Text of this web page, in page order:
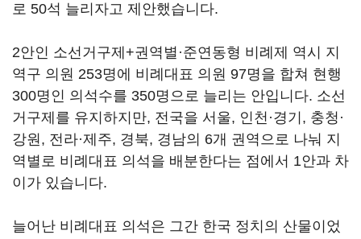
로 50석 늘리자고 제안했습니다.
2안인 소선거구제+권역별·준연동형 비례제 역시 지
역구 의원 253명에 비례대표 의원 97명을 합쳐 현행
300명인 의석수를 350명으로 늘리는 안입니다. 소선
거구제를 유지하지만, 전국을 서울, 인천·경기, 충청·
강원, 전라·제주, 경북, 경남의 6개 권역으로 나눠 지
역별로 비례대표 의석을 배분한다는 점에서 1안과 차
이가 있습니다.
늘어난 비례대표 의석은 그간 한국 정치의 산물이었